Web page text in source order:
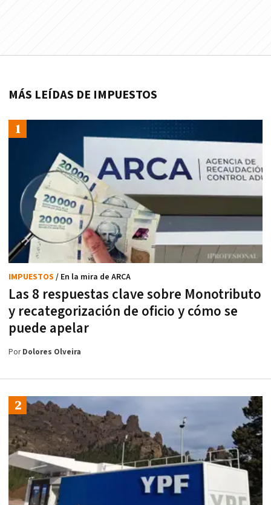
MÁS LEÍDAS DE IMPUESTOS
Las 8 respuestas clave sobre Monotributo
y recategorización de oficio y cómo se
puede apelar
IMPUESTOS / En la mira de ARCA
PorDolores Olveira